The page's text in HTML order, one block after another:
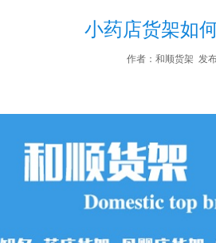
小药店货架如
作者：和顺货架 发